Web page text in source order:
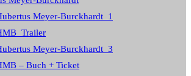
Meyer-Burckhardt_1
Meyer-Burckhardt_3
– Buch + Ticket